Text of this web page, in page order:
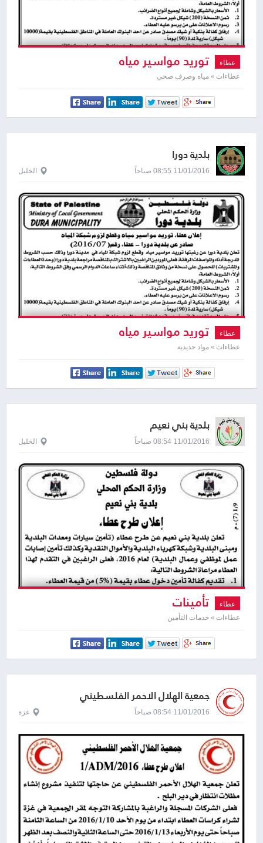
عطاء توريد مواسير مياه
عطاءات » مياه وصرف صحي
بلدية دورا
11/01/2016 08:55 صباحاً الخليل
عطاء توريد مواسير مياه
عطاءات » مواد حديدية
بلدية بني نعيم
11/01/2016 08:54 صباحاً الخليل
عطاء تأمينات
عطاءات » خدمات التأمين
جمعية الهلال الاحمر الفلسطيني
11/01/2016 08:54 صباحاً غزة